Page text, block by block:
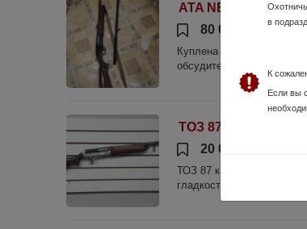
ATA NEO 12A combo
80 000 руб.
Куплена в мире охоты в
обсудите с
ТОЗ 87
20 000 руб.
ТОЗ 87 калибр 12 год
гладкоствольного
в
К
Если вы